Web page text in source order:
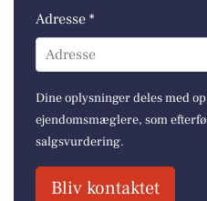
Adresse *
Adresse
Dine oplysninger deles med
ejendomsmæglere, som
salgsvurdering.
Bliv kontaktet